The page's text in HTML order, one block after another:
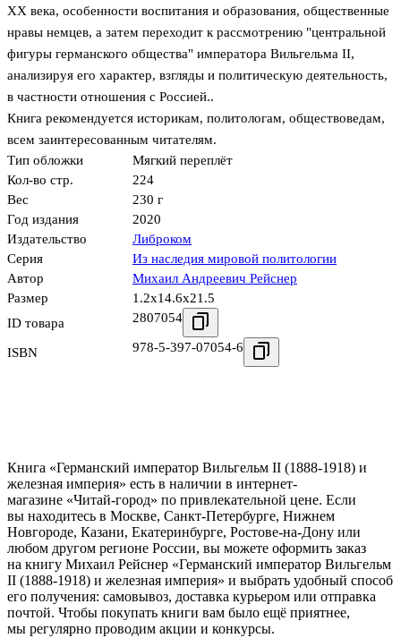
XX века, особенности воспитания и образования, общественные
нравы немцев, а затем переходит к рассмотрению "центральной
фигуры германского общества" императора Вильгельма II,
анализируя его характер, взгляды и политическую деятельность,
в частности отношения с Россией..
Книга рекомендуется историкам, политологам, обществоведам,
всем заинтересованным читателям.
Тип обложки
Мягкий переплёт
Кол-во стр.
224
Вес
230 г
Год издания
2020
Издательство
Либроком
Серия
Из наследия мировой политологии
Автор
Михаил Андреевич Рейснер
Размер
1.2x14.6x21.5
ID товара
2807054
ISBN 978-5-397-07054-6
Книга «Германский император Вильгельм II (1888-1918) и
железная империя» есть в наличии в интернет-
магазине «Читай-город» по привлекательной цене. Если
вы находитесь в Москве, Санкт-Петербурге, Нижнем
Новгороде, Казани, Екатеринбурге, Ростове-на-Дону или
любом другом регионе России, вы можете оформить заказ
на книгу Михаил Рейснер «Германский император Вильгельм
II (1888-1918) и железная империя» и выбрать удобный способ
его получения: самовывоз, доставка курьером или отправка
почтой. Чтобы покупать книги вам было ещё приятнее,
мы регулярно проводим акции и конкурсы.